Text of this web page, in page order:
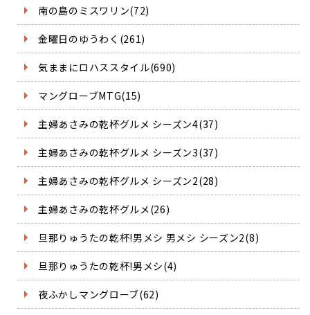
南の島のミスワリン(72)
金曜日のゆうわく(261)
気ままにロハススタイル(690)
マングローブMTG(15)
主婦あさみの乾杯グルメ シーズン4(37)
主婦あさみの乾杯グルメ シーズン3(37)
主婦あさみの乾杯グルメ シーズン2(28)
主婦あさみの乾杯グルメ(26)
旦那りゅうたの乾杯!男メシ 男メシ シーズン2(8)
旦那りゅうたの乾杯!男メシ(4)
夜ふかしマングローブ(62)